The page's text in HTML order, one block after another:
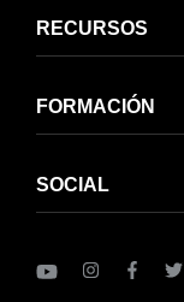
RECURSOS
FORMACIÓN
SOCIAL